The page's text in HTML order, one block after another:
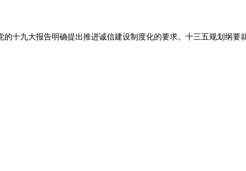
十九大报告明确提出推进诚信建设制度化的要求。十三五规划纲要